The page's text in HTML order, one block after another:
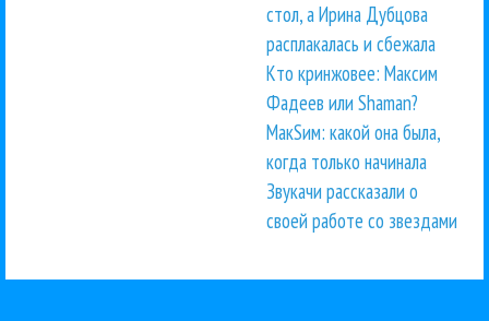
стол, а Ирина Дубцова
расплакалась и сбежала
Кто кринжовее: Максим
Фадеев или Shaman?
МакSим: какой она была,
когда только начинала
Звукачи рассказали о
своей работе со звездами